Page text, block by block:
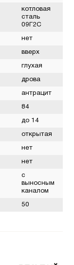
котловая
сталь
09Г2С
нет
вверх
глухая
дрова
антрацит
84
до 14
открытая
нет
нет
с
выносным
каналом
50